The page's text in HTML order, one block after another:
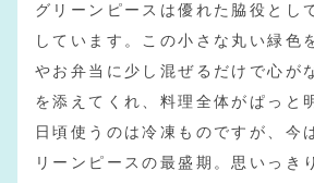
グリーンピースは優れた脇役とし
しています。この小さな丸い緑色
やお弁当に少し混ぜるだけで心が
を添えてくれ、料理全体がぱっと
日頃使うのは冷凍ものですが、今
リーンピースの最盛期。思いっき